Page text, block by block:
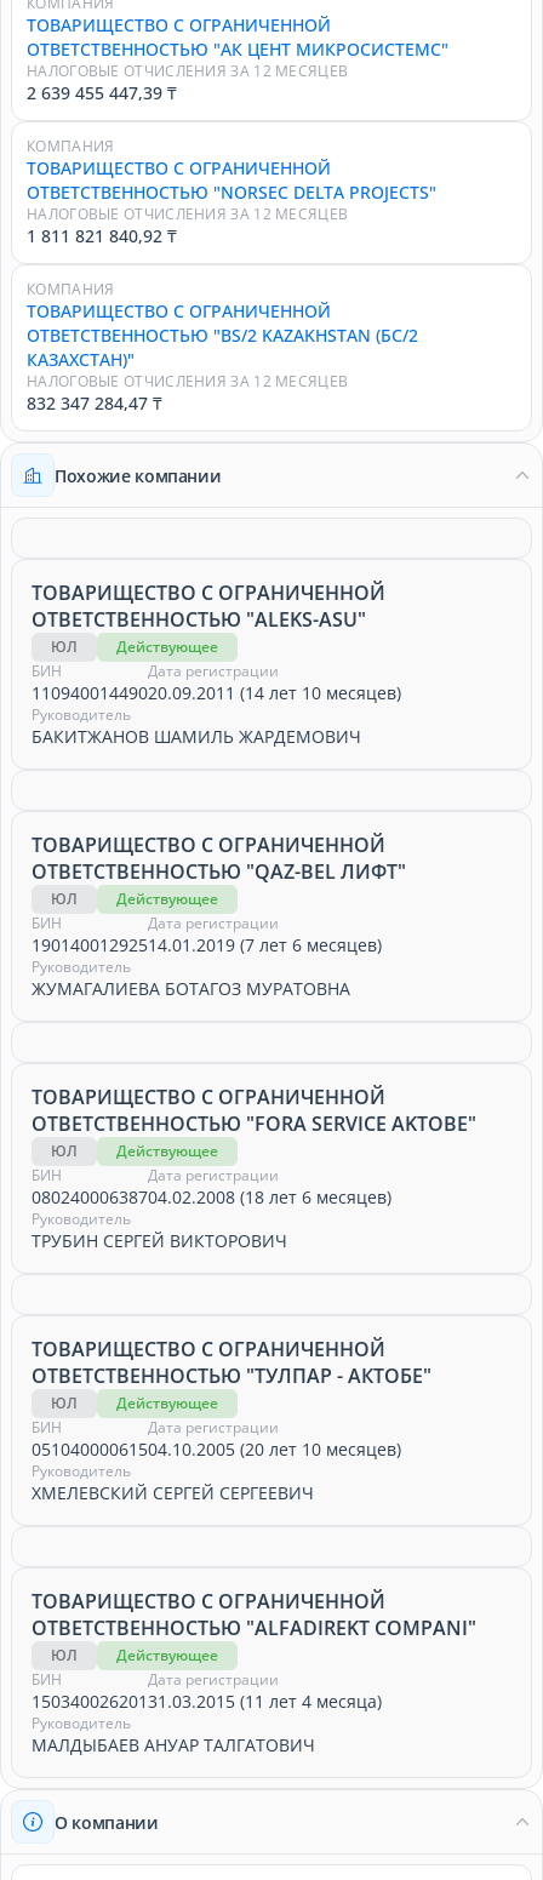
ТОВАРИЩЕСТВО С ОГРАНИЧЕННОЙ
ОТВЕТСТВЕННОСТЬЮ "АК ЦЕНТ МИКРОСИСТЕМС"
НАЛОГОВЫЕ ОТЧИСЛЕНИЯ ЗА 12 МЕСЯЦЕВ
2 639 455 447,39 ₸
КОМПАНИЯ
ТОВАРИЩЕСТВО С ОГРАНИЧЕННОЙ
ОТВЕТСТВЕННОСТЬЮ "NORSEC DELTA PROJECTS"
НАЛОГОВЫЕ ОТЧИСЛЕНИЯ ЗА 12 МЕСЯЦЕВ
1 811 821 840,92 ₸
КОМПАНИЯ
ТОВАРИЩЕСТВО С ОГРАНИЧЕННОЙ
ОТВЕТСТВЕННОСТЬЮ "BS/2 KAZAKHSTAN (БС/2
КАЗАХСТАН)"
НАЛОГОВЫЕ ОТЧИСЛЕНИЯ ЗА 12 МЕСЯЦЕВ
832 347 284,47 ₸
Похожие компании
ТОВАРИЩЕСТВО С ОГРАНИЧЕННОЙ
ОТВЕТСТВЕННОСТЬЮ "ALEKS-ASU"
ЮЛ
Действующее
БИН
110940014490
Дата регистрации
20.09.2011 (14 лет 10 месяцев)
Руководитель
БАКИТЖАНОВ ШАМИЛЬ ЖАРДЕМОВИЧ
ТОВАРИЩЕСТВО С ОГРАНИЧЕННОЙ
ОТВЕТСТВЕННОСТЬЮ "QAZ-BEL ЛИФТ"
ЮЛ
Действующее
БИН
190140012925
Дата регистрации
14.01.2019 (7 лет 6 месяцев)
Руководитель
ЖУМАГАЛИЕВА БОТАГОЗ МУРАТОВНА
ТОВАРИЩЕСТВО С ОГРАНИЧЕННОЙ
ОТВЕТСТВЕННОСТЬЮ "FORA SERVICE AKTOBE"
ЮЛ
Действующее
БИН
080240006387
Дата регистрации
04.02.2008 (18 лет 6 месяцев)
Руководитель
ТРУБИН СЕРГЕЙ ВИКТОРОВИЧ
ТОВАРИЩЕСТВО С ОГРАНИЧЕННОЙ
ОТВЕТСТВЕННОСТЬЮ "ТУЛПАР - АКТОБЕ"
ЮЛ
Действующее
БИН
051040000615
Дата регистрации
04.10.2005 (20 лет 10 месяцев)
Руководитель
ХМЕЛЕВСКИЙ СЕРГЕЙ СЕРГЕЕВИЧ
ТОВАРИЩЕСТВО С ОГРАНИЧЕННОЙ
ОТВЕТСТВЕННОСТЬЮ "ALFADIREKT COMPANI"
ЮЛ
Действующее
БИН
150340026201
Дата регистрации
31.03.2015 (11 лет 4 месяца)
Руководитель
МАЛДЫБАЕВ АНУАР ТАЛГАТОВИЧ
О компании